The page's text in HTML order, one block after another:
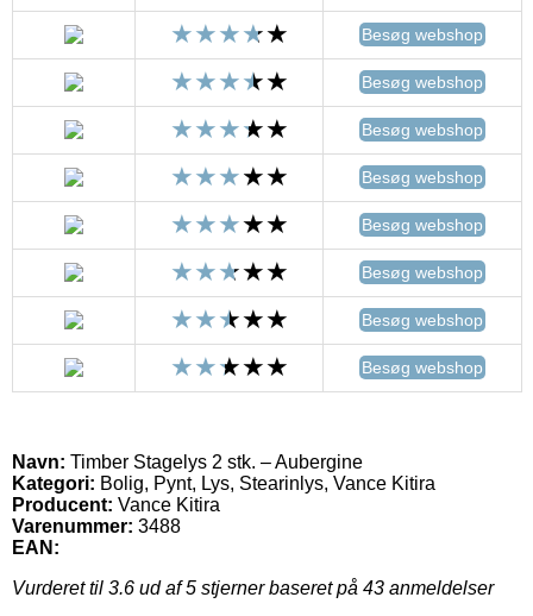
Besøg webshop
Besøg webshop
Besøg webshop
Besøg webshop
Besøg webshop
Besøg webshop
Besøg webshop
Besøg webshop
Navn: Timber Stagelys 2 stk. – Aubergine
Kategori: Bolig, Pynt, Lys, Stearinlys, Vance Kitira
Producent: Vance Kitira
Varenummer: 3488
EAN:
Vurderet til 3.6 ud af 5 stjerner baseret på 43 anmeldelser